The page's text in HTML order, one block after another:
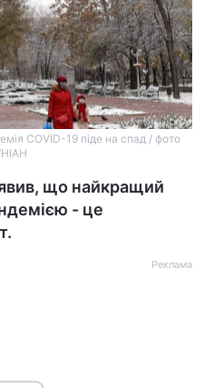
COVID-19 піде на спад / фото
що найкращий
- це
Реклама